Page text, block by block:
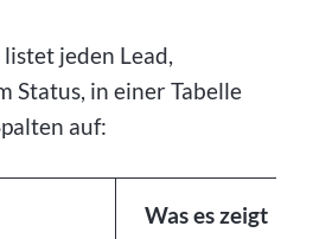
jeden Lead,
Status, in einer Tabelle
auf:
Was es zeigt